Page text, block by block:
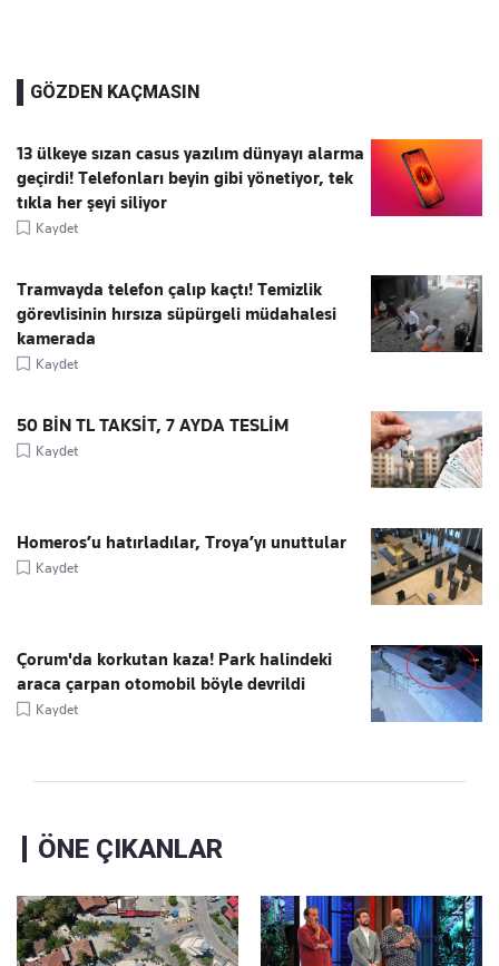
GÖZDEN KAÇMASIN
13 ülkeye sızan casus yazılım dünyayı alarma
geçirdi! Telefonları beyin gibi yönetiyor, tek
tıkla her şeyi siliyor
Kaydet
Tramvayda telefon çalıp kaçtı! Temizlik
görevlisinin hırsıza süpürgeli müdahalesi
kamerada
Kaydet
50 BİN TL TAKSİT, 7 AYDA TESLİM
Kaydet
Homeros’u hatırladılar, Troya’yı unuttular
Kaydet
Çorum'da korkutan kaza! Park halindeki
araca çarpan otomobil böyle devrildi
Kaydet
ÖNE ÇIKANLAR